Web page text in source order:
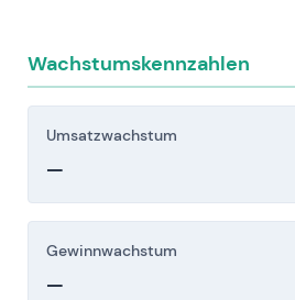
Wachstumskennzahlen
Umsatzwachstum
—
Gewinnwachstum
—